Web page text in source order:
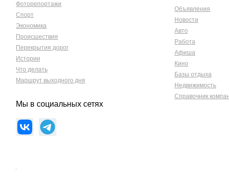
Фоторепортажи
Спорт
Экономика
Происшествия
Перекрытия дорог
Истории
Что делать
Маршрут выходного дня
Мы в социальных сетях
Объявления
Новости
Авто
Работа
Афиша
Кино
Базы отдыха
Недвижимость
Справочник